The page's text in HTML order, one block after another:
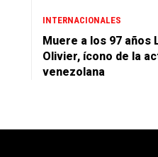
INTERNACIONALES
Muere a los 97 años
Olivier, ícono de la
venezolana